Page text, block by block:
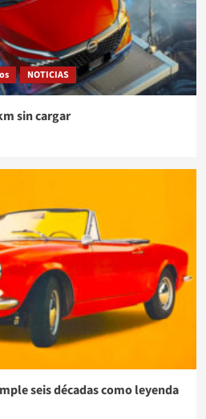
NOTICIAS
sin cargar
seis décadas como leyenda